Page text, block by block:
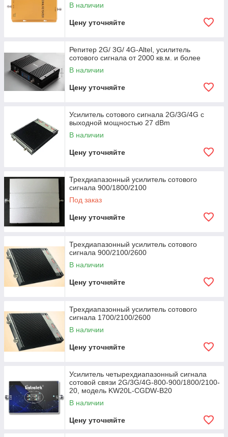
В наличии
Цену уточняйте
Репитер 2G/ 3G/ 4G-Altel, усилитель
сотового сигнала от 2000 кв.м. и более
В наличии
Цену уточняйте
Усилитель сотового сигнала 2G/3G/4G с
выходной мощностью 27 dBm
В наличии
Цену уточняйте
Трехдиапазонный усилитель сотового
сигнала 900/1800/2100
Под заказ
Цену уточняйте
Трехдиапазонный усилитель сотового
сигнала 900/2100/2600
В наличии
Цену уточняйте
Трехдиапазонный усилитель сотового
сигнала 1700/2100/2600
В наличии
Цену уточняйте
Усилитель четырехдиапазонный сигнала
сотовой связи 2G/3G/4G-800-900/1800/2100-
20, модель KW20L-CGDW-B20
В наличии
Цену уточняйте